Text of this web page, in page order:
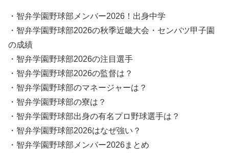
・智弁学園野球部メンバー2026！出身中学
・智弁学園野球部2026の秋季近畿大会・センバツ甲子園
の成績
・智弁学園野球部2026の注目選手
・智弁学園野球部2026の監督は？
・智弁学園野球部のマネージャーは？
・智弁学園野球部の寮は？
・智弁学園野球部出身の有名プロ野球選手は？
・智弁学園野球部2026はなぜ強い？
・智弁学園野球部メンバー2026まとめ